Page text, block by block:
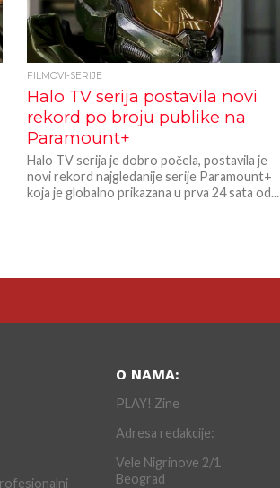
FILMOVI-SERIJE
Halo TV serija postavila novi
rekord po broju publike na
Paramount+
Halo TV serija je dobro počela, postavila je
novi rekord najgledanije serije Paramount+
koja je globalno prikazana u prva 24 sata od...
O NAMA:
PLAY! Zine
Adresa redakcije:
Vele Nigrinove 2/1
Beograd